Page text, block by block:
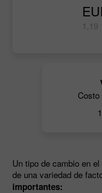
1,19
Un tipo de cambio en
de una variedad de
importantes: